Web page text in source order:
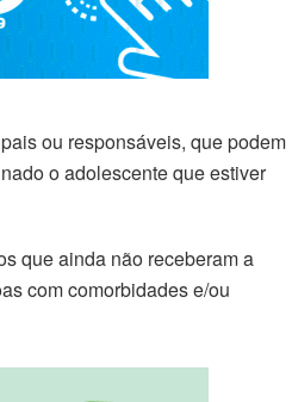
ou responsáveis, que podem
o adolescente que estiver
que ainda não receberam a
com comorbidades e/ou